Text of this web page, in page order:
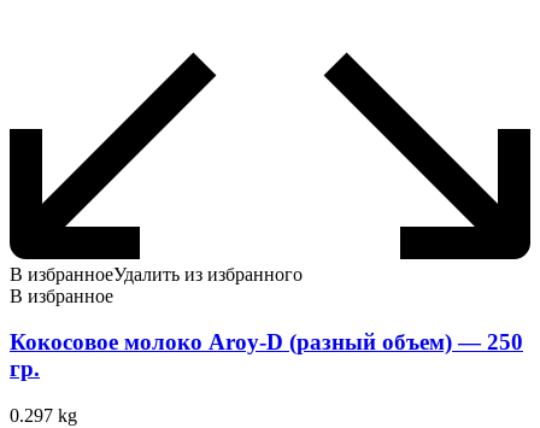
В избранноеУдалить из избранного
В избранное
Кокосовое молоко Aroy-D (разный объем) — 250
гр.
0.297 kg